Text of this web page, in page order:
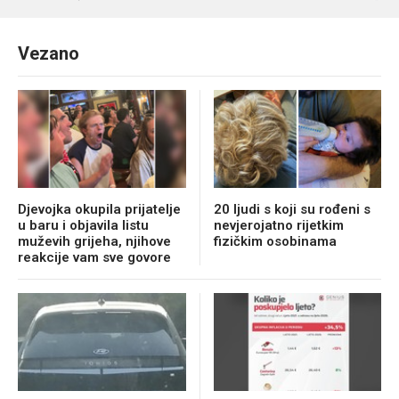
Vezano
Djevojka okupila prijatelje
u baru i objavila listu
muževih grijeha, njihove
reakcije vam sve govore
20 ljudi s koji su rođeni s
nevjerojatno rijetkim
fizičkim osobinama